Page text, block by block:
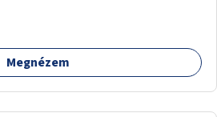
Megnézem